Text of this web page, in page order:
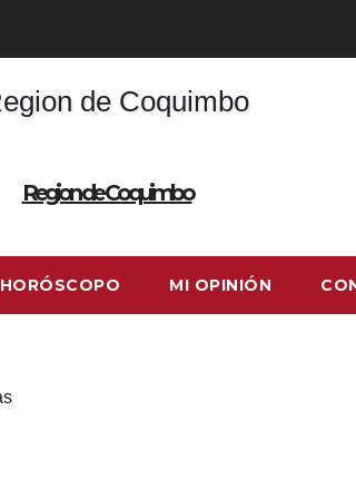
Region de Coquimbo
HORÓSCOPO MI OPINIÓN